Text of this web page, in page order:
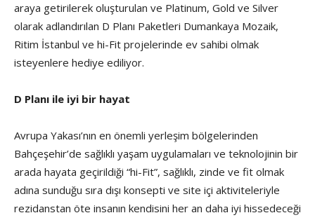
araya getirilerek oluşturulan ve Platinum, Gold ve Silver
olarak adlandırılan D Planı Paketleri Dumankaya Mozaik,
Ritim İstanbul ve hi-Fit projelerinde ev sahibi olmak
isteyenlere hediye ediliyor.
D Planı ile iyi bir hayat
Avrupa Yakası’nın en önemli yerleşim bölgelerinden
Bahçeşehir’de sağlıklı yaşam uygulamaları ve teknolojinin bir
arada hayata geçirildiği “hi-Fit”, sağlıklı, zinde ve fit olmak
adına sunduğu sıra dışı konsepti ve site içi aktiviteleriyle
rezidanstan öte insanın kendisini her an daha iyi hissedeceği